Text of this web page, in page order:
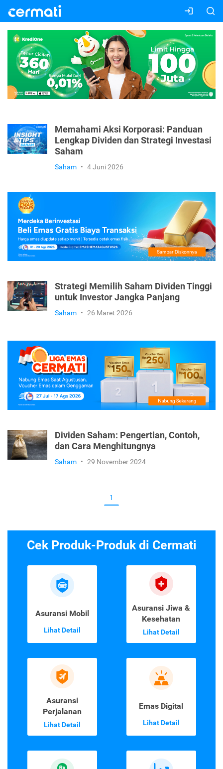
Memahami Aksi Korporasi: Panduan
Lengkap Dividen dan Strategi Investasi
Saham
Saham • 4 Juni 2026
Strategi Memilih Saham Dividen Tinggi
untuk Investor Jangka Panjang
Saham • 26 Maret 2026
Dividen Saham: Pengertian, Contoh,
dan Cara Menghitungnya
Saham • 29 November 2024
1
Cek Produk-Produk di Cermati
Asuransi Mobil
Lihat Detail
Asuransi Jiwa &
Kesehatan
Lihat Detail
Asuransi
Perjalanan
Lihat Detail
Emas Digital
Lihat Detail